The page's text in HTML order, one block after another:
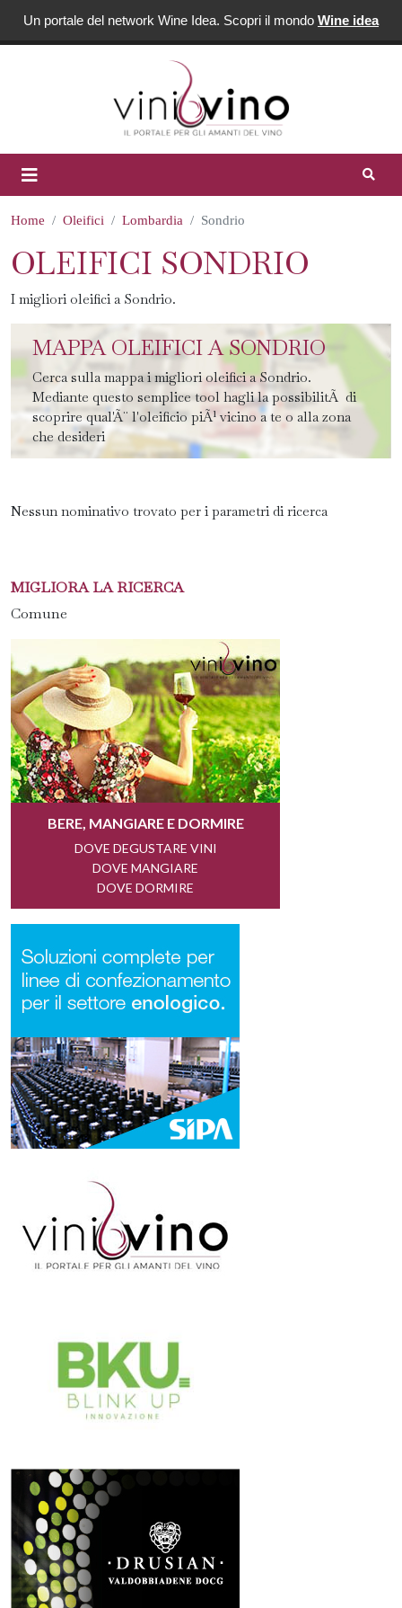
Un portale del network Wine Idea. Scopri il mondo Wine idea
Home Oleifici Lombardia Sondrio
OLEIFICI SONDRIO
I migliori oleifici a Sondrio.
MAPPA OLEIFICI A SONDRIO
Cerca sulla mappa i migliori oleifici a Sondrio.
Mediante questo semplice tool hagli la possibilitÃ di
scoprire qual'Ã¨ l'oleificio piÃ¹ vicino a te o alla zona
che desideri
Nessun nominativo trovato per i parametri di ricerca
MIGLIORA LA RICERCA
Comune